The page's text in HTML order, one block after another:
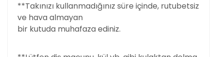
**Takınızı kullanmadığınız süre içinde, rutubetsiz
ve hava almayan
bir kutuda muhafaza ediniz.